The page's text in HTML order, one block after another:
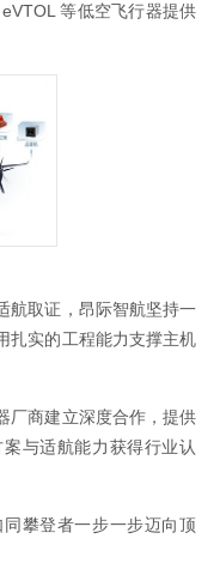
等低空飞行器提供
航取证，昂际智航坚持一
扎实的工程能力支撑主机
厂商建立深度合作，提供
与适航能力获得行业认
攀登者一步一步迈向顶